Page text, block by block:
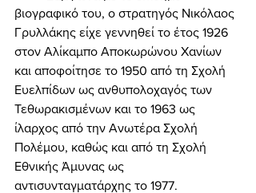
βιογραφικό του, ο στρατηγός Νικόλαος
Γρυλλάκης είχε γεννηθεί το έτος 1926
στον Αλίκαμπο Αποκωρώνου Χανίων
και αποφοίτησε το 1950 από τη Σχολή
Ευελπίδων ως ανθυπολοχαγός των
Τεθωρακισμένων και το 1963 ως
ίλαρχος από την Ανωτέρα Σχολή
Πολέμου, καθώς και από τη Σχολή
Εθνικής Άμυνας ως
αντισυνταγματάρχης το 1977.